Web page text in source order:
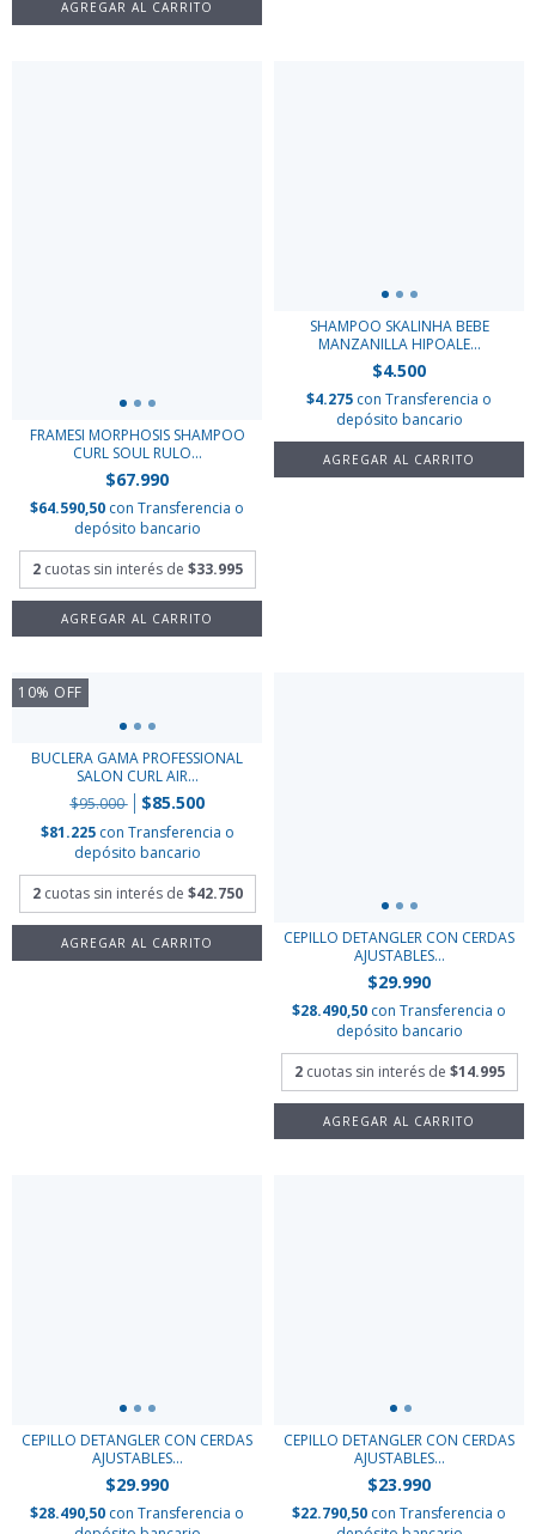
FRAMESI MORPHOSIS SHAMPOO
CURL SOUL RULO...
$67.990
$64.590,50 con Transferencia o
depósito bancario
2 cuotas sin interés de $33.995
SHAMPOO SKALINHA BEBE
MANZANILLA HIPOALE...
$4.500
$4.275 con Transferencia o
depósito bancario
10% OFF
BUCLERA GAMA PROFESSIONAL
SALON CURL AIR...
$95.000
$85.500
$81.225 con Transferencia o
depósito bancario
2 cuotas sin interés de $42.750
CEPILLO DETANGLER CON CERDAS
AJUSTABLES...
$29.990
$28.490,50 con Transferencia o
depósito bancario
2 cuotas sin interés de $14.995
CEPILLO DETANGLER CON CERDAS
AJUSTABLES...
$29.990
$28.490,50 con Transferencia o
CEPILLO DETANGLER CON CERDAS
AJUSTABLES...
$23.990
$22.790,50 con Transferencia o